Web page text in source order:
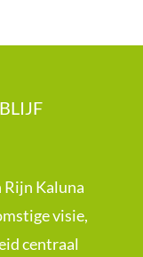
Kaluna
visie,
centraal